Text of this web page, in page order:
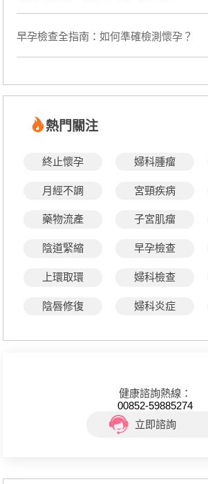
早孕檢查全指南：如何準確檢測懷孕？
熱門關注
終止懷孕 婦科腫瘤
月經不調 宮頸疾病
藥物流產 子宮肌瘤
陰道緊縮 早孕檢查
上環取環 婦科檢查
陰唇修復 婦科炎症
健康諮詢熱線：
00852-59885274
立即諮詢